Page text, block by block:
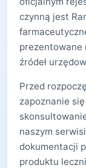
czynną jest
prezentowane
źródeł
Przed
zapoznanie
naszym
dokumentacji
produktu